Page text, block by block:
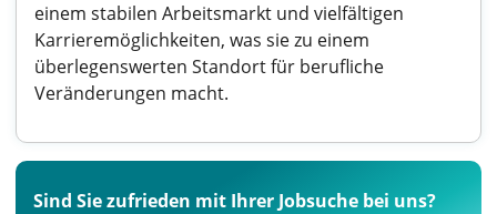
einem stabilen Arbeitsmarkt und vielfältigen
Karrieremöglichkeiten, was sie zu einem
überlegenswerten Standort für berufliche
Veränderungen macht.
Sind Sie zufrieden mit Ihrer Jobsuche bei uns?